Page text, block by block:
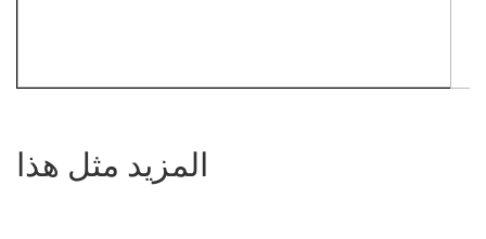
المزيد مثل هذا